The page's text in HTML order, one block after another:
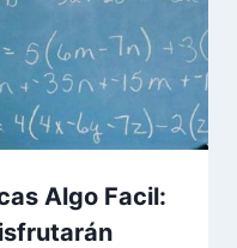
Algo Facil: